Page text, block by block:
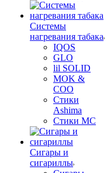
Системы
нагревания табака
IQOS
GLO
lil SOLID
MOK &
COO
Стики
Ashima
Стики MC
Сигары и
сигариллы